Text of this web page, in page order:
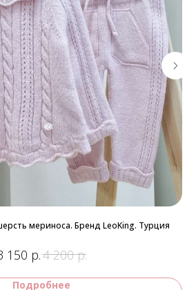
мериноса. Бренд LeoKing. Турция
150 р.4 200 р.
Подробнее